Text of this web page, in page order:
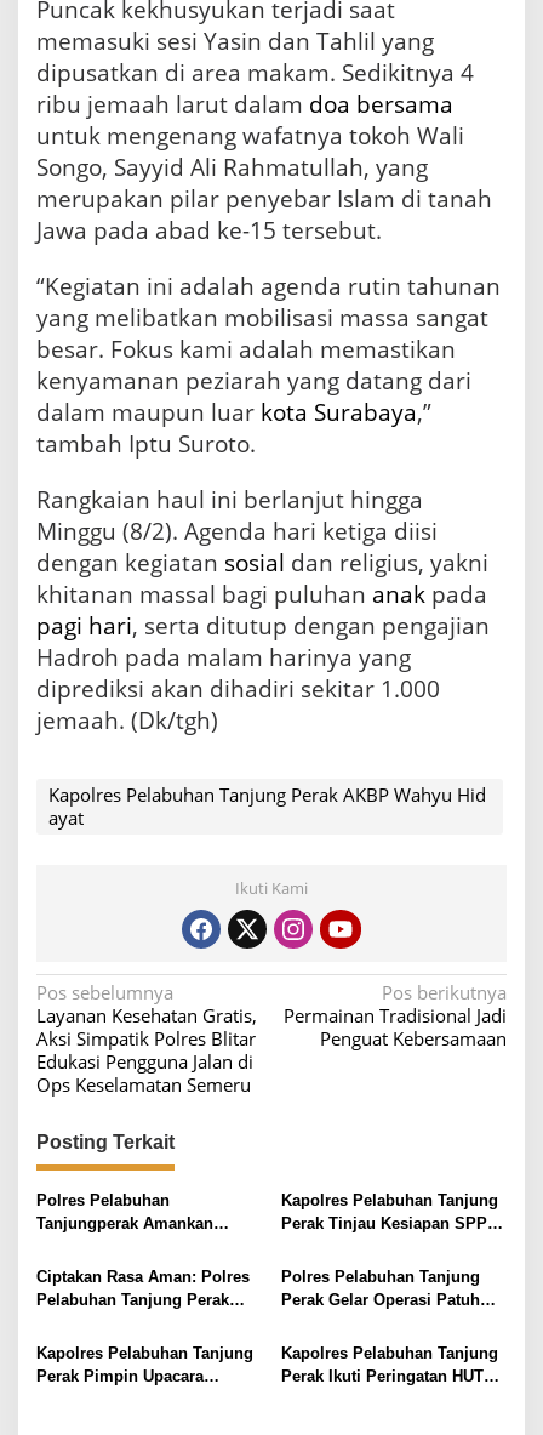
Puncak kekhusyukan terjadi saat
memasuki sesi Yasin dan Tahlil yang
dipusatkan di area makam. Sedikitnya 4
ribu jemaah larut dalam doa bersama
untuk mengenang wafatnya tokoh Wali
Songo, Sayyid Ali Rahmatullah, yang
merupakan pilar penyebar Islam di tanah
Jawa pada abad ke-15 tersebut.
“Kegiatan ini adalah agenda rutin tahunan
yang melibatkan mobilisasi massa sangat
besar. Fokus kami adalah memastikan
kenyamanan peziarah yang datang dari
dalam maupun luar kota Surabaya,”
tambah Iptu Suroto.
Rangkaian haul ini berlanjut hingga
Minggu (8/2). Agenda hari ketiga diisi
dengan kegiatan sosial dan religius, yakni
khitanan massal bagi puluhan anak pada
pagi hari, serta ditutup dengan pengajian
Hadroh pada malam harinya yang
diprediksi akan dihadiri sekitar 1.000
jemaah. (Dk/tgh)
Kapolres Pelabuhan Tanjung Perak AKBP Wahyu Hid
ayat
Ikuti Kami
N
a
v
i
g
a
s
i
o
Pos sebelumnya
Layanan Kesehatan Gratis,
Aksi Simpatik Polres Blitar
Edukasi Pengguna Jalan di
Ops Keselamatan Semeru
Pos berikutnya
Permainan Tradisional Jadi
Penguat Kebersamaan
Posting Terkait
Polres Pelabuhan
Tanjungperak Amankan
Motor di Bulak Surabaya
Kapolres Pelabuhan Tanjung
Perak Tinjau Kesiapan SPPG,
Gizi Nasional
Ciptakan Rasa Aman: Polres
Pelabuhan Tanjung Perak
Besar, Sasar Titik Rawan
Polres Pelabuhan Tanjung
Perak Gelar Operasi Patuh
Pelanggaran Prioritas
Kapolres Pelabuhan Tanjung
Perak Pimpin Upacara
Kapolres Pelabuhan Tanjung
Perak Ikuti Peringatan HUT